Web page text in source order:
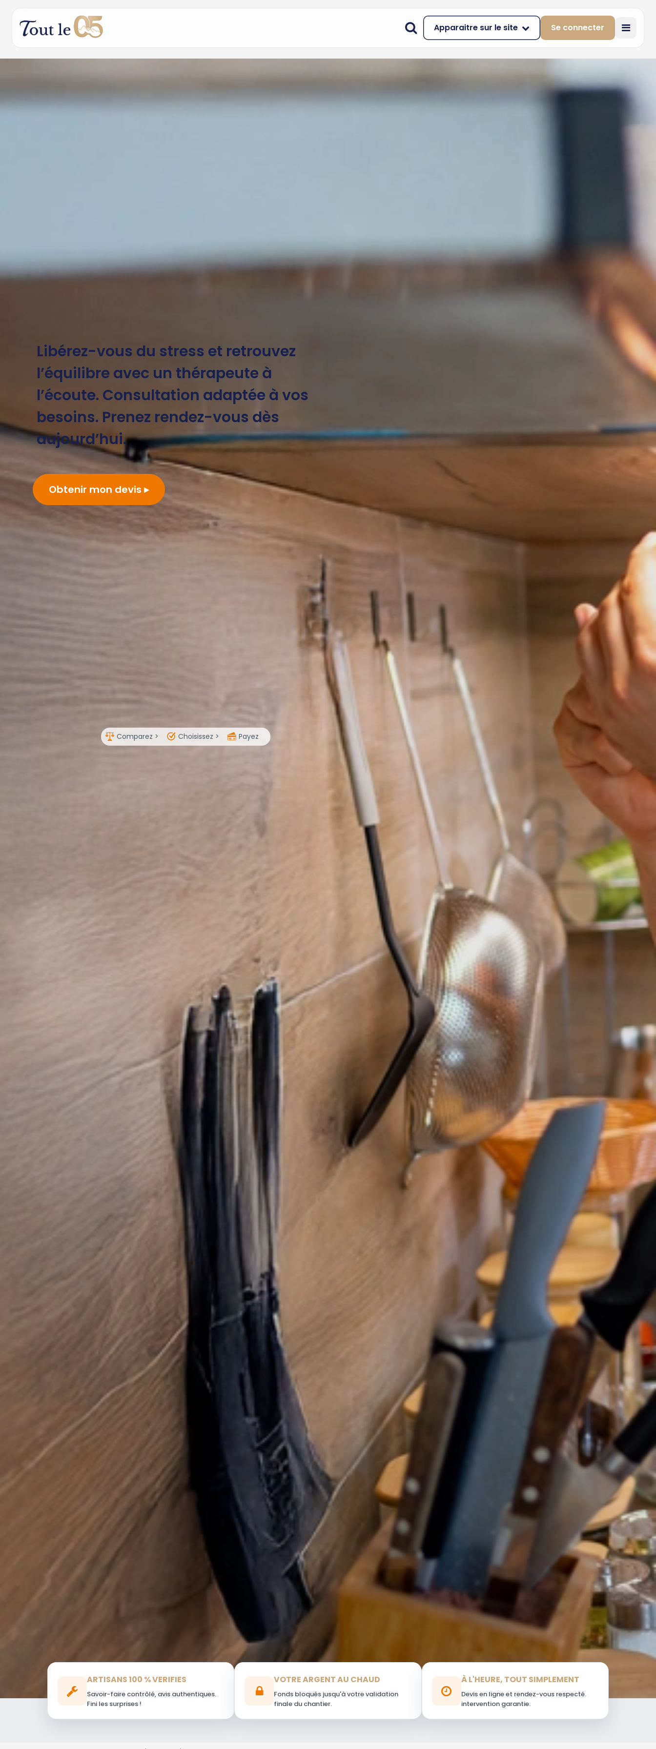
Apparaitre sur le site Se connecter
Libérez-vous du stress et retrouvez
l’équilibre avec un thérapeute à
l’écoute. Consultation adaptée à vos
besoins. Prenez rendez-vous dès
aujourd’hui.
Obtenir mon devis
Comparez > Choisissez > Payez
ARTISANS 100 % VERIFIES
Savoir-faire contrôlé, avis authentiques.
Fini les surprises !
VOTRE ARGENT AU CHAUD
Fonds bloqués jusqu'à votre validation
finale du chantier.
À L'HEURE, TOUT SIMPLEMENT
Devis en ligne et rendez-vous respecté.
intervention garantie.